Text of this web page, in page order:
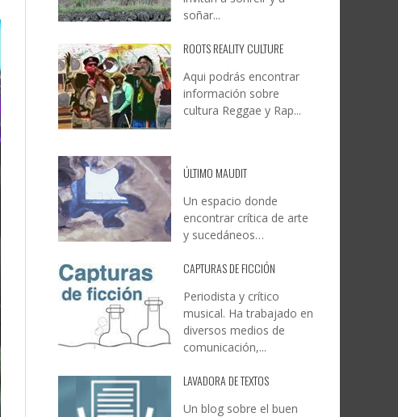
soñar...
ROOTS REALITY CULTURE
Aqui podrás encontrar
información sobre
cultura Reggae y Rap...
ÚLTIMO MAUDIT
Un espacio donde
encontrar crítica de arte
y sucedáneos…
CAPTURAS DE FICCIÓN
Periodista y crítico
musical. Ha trabajado en
diversos medios de
comunicación,...
LAVADORA DE TEXTOS
Un blog sobre el buen